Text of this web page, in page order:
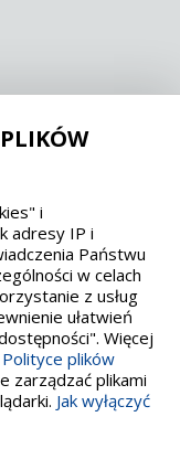
oraz W3C
EAA/EN 301549
i
adresy IP i
Państwu
w celach
z usług
ułatwień
Więcej
Polityce plików
zarządzać plikami
Jak wyłączyć